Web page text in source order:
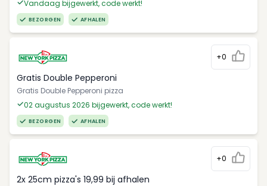
Vandaag bijgewerkt, code werkt!
BEZORGEN AFHALEN
+0
Gratis Double Pepperoni
Gratis Double Pepperoni pizza
02 augustus 2026 bijgewerkt, code werkt!
BEZORGEN AFHALEN
+0
2x 25cm pizza's 19,99 bij afhalen